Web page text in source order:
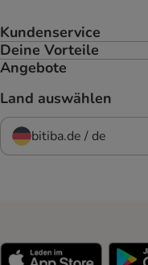
Kundenservice
Deine Vorteile
Angebote
Land auswählen
bitiba.de / de